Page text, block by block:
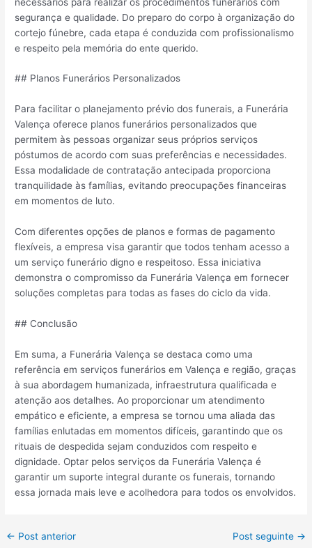
segurança e qualidade. Do preparo do corpo à organização do
cortejo fúnebre, cada etapa é conduzida com profissionalismo
e respeito pela memória do ente querido.
## Planos Funerários Personalizados
Para facilitar o planejamento prévio dos funerais, a Funerária
Valença oferece planos funerários personalizados que
permitem às pessoas organizar seus próprios serviços
póstumos de acordo com suas preferências e necessidades.
Essa modalidade de contratação antecipada proporciona
tranquilidade às famílias, evitando preocupações financeiras
em momentos de luto.
Com diferentes opções de planos e formas de pagamento
flexíveis, a empresa visa garantir que todos tenham acesso a
um serviço funerário digno e respeitoso. Essa iniciativa
demonstra o compromisso da Funerária Valença em fornecer
soluções completas para todas as fases do ciclo da vida.
## Conclusão
Em suma, a Funerária Valença se destaca como uma
referência em serviços funerários em Valença e região, graças
à sua abordagem humanizada, infraestrutura qualificada e
atenção aos detalhes. Ao proporcionar um atendimento
empático e eficiente, a empresa se tornou uma aliada das
famílias enlutadas em momentos difíceis, garantindo que os
rituais de despedida sejam conduzidos com respeito e
dignidade. Optar pelos serviços da Funerária Valença é
garantir um suporte integral durante os funerais, tornando
essa jornada mais leve e acolhedora para todos os envolvidos.
← Post anterior Post seguinte →